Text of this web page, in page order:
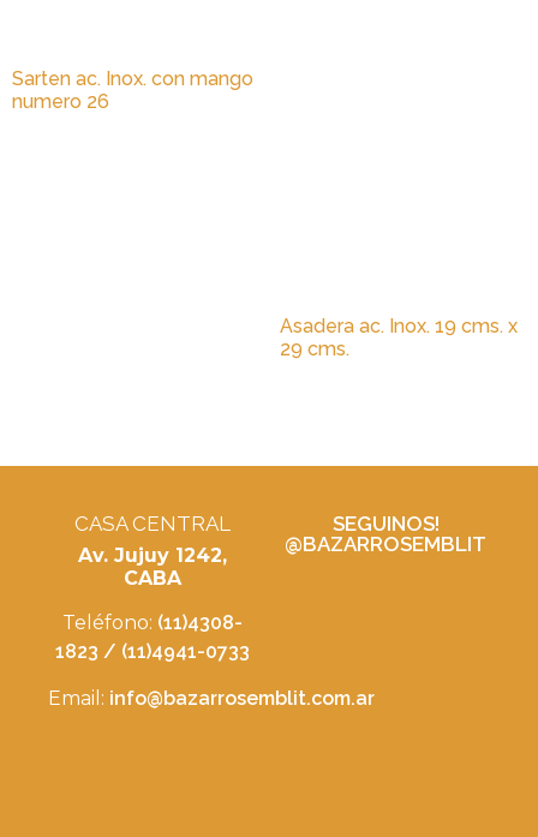
Sarten ac. Inox. con mango
numero 26
Asadera ac. Inox. 19 cms. x
29 cms.
CASA CENTRAL
Av. Jujuy 1242,
CABA
Teléfono: (11)4308-
1823 / (11)4941-0733
Email: info@bazarrosemblit.com.ar
SEGUINOS!
@BAZARROSEMBLIT